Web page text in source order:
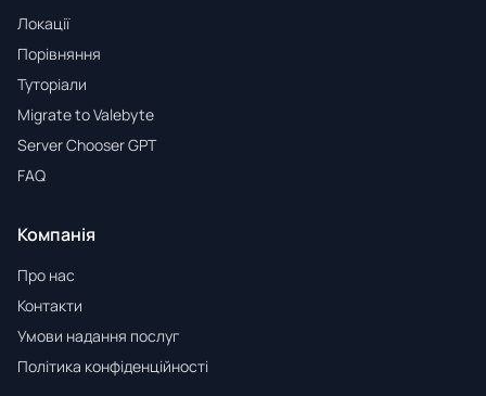
Локації
Порівняння
Туторіали
Migrate to Valebyte
Server Chooser GPT
FAQ
Компанія
Про нас
Контакти
Умови надання послуг
Політика конфіденційності